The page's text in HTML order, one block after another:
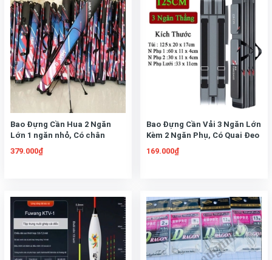
Bao Đựng Cần Hua 2 Ngăn
Lớn 1 ngăn nhỏ, Có chân
chống Đựng Cần Câu Đơn
Câu Đài 125x14
379.000₫
Bao Đựng Cần Vải 3 Ngăn Lớn
Kèm 2 Ngăn Phụ, Có Quai Đeo
Size 125x20x17 cm
169.000₫